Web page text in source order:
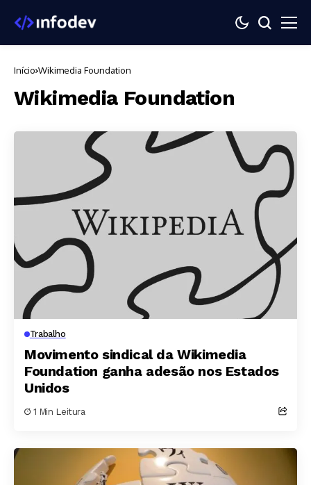
Início Wikimedia Foundation
Wikimedia Foundation
Trabalho
Movimento sindical da Wikimedia
Foundation ganha adesão nos Estados
Unidos
1 Min Leitura